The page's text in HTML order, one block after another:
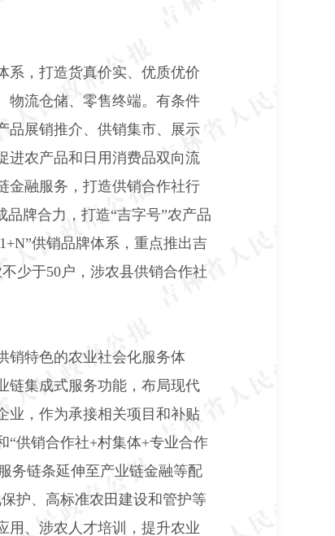
系，打造货真价实、优质优价
物流仓储、零售终端。有条件
品展销推介、供销集市、展示
进农产品和日用消费品双向流
金融服务，打造供销合作社行
牌合力，打造“吉字号”农产品
1+N”供销品牌体系，重点推出吉
少于50户，涉农县供销合作社
销特色的农业社会化服务体
链集成式服务功能，布局现代
业，作为承接相关项目和补贴
“供销合作社+村集体+专业合作
务链条延伸至产业链金融等配
护、高标准农田建设和管护等
用、涉农人才培训，提升农业